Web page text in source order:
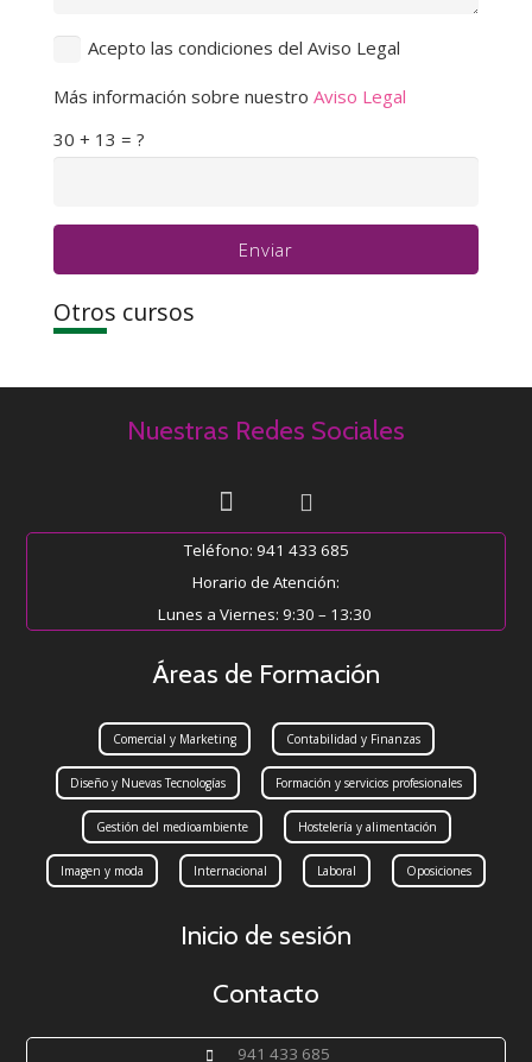
Acepto las condiciones del Aviso Legal
Más información sobre nuestro Aviso Legal
30 + 13 = ?
Enviar
Otros cursos
Nuestras Redes Sociales
Teléfono: 941 433 685
Horario de Atención:
Lunes a Viernes: 9:30 – 13:30
Áreas de Formación
Comercial y Marketing Contabilidad y Finanzas
Diseño y Nuevas Tecnologías Formación y servicios profesionales
Gestión del medioambiente Hostelería y alimentación
Imagen y moda Internacional Laboral Oposiciones
Inicio de sesión
Contacto
941 433 685